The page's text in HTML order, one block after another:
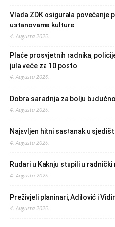
Vlada ZDK osigurala povećanje
ustanovama kulture
4. Augusta 2026.
Plaće prosvjetnih radnika,
jula veće za 10 posto
4. Augusta 2026.
Dobra saradnja za bolju
4. Augusta 2026.
Najavljen hitni sastanak u
4. Augusta 2026.
Rudari u Kaknju stupili u radnički
4. Augusta 2026.
Preživjeli planinari, Adilović i
4. Augusta 2026.